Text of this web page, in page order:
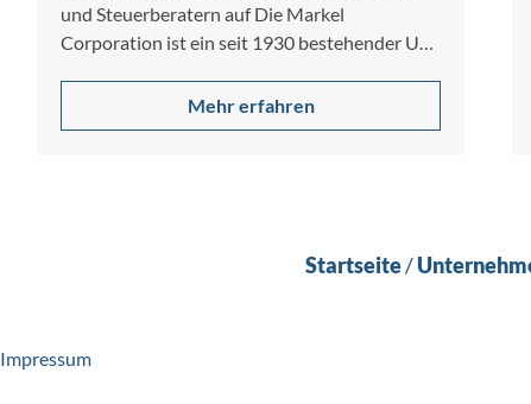
und Steuerberatern auf Die Markel
Corporation ist ein seit 1930 bestehender US-
Mehr erfahren
Startseite/
Impressum